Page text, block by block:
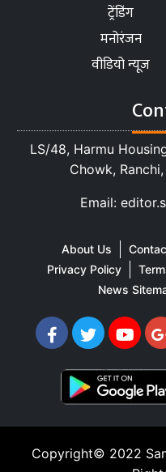
ट्रेंडिंग
मनोरंजन
वीडियो न्यूज
LS/48, Harmu
Chowk,
Email:
About Us
Privacy Policy
News
Copyright© 2022